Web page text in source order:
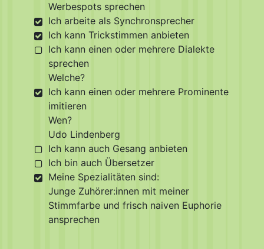
Werbespots sprechen
Ich arbeite als Synchronsprecher
Ich kann Trickstimmen anbieten
Ich kann einen oder mehrere Dialekte
sprechen
Welche?
Ich kann einen oder mehrere Prominente
imitieren
Wen?
Udo Lindenberg
Ich kann auch Gesang anbieten
Ich bin auch Übersetzer
Meine Spezialitäten sind:
Junge Zuhörer:innen mit meiner
Stimmfarbe und frisch naiven Euphorie
ansprechen